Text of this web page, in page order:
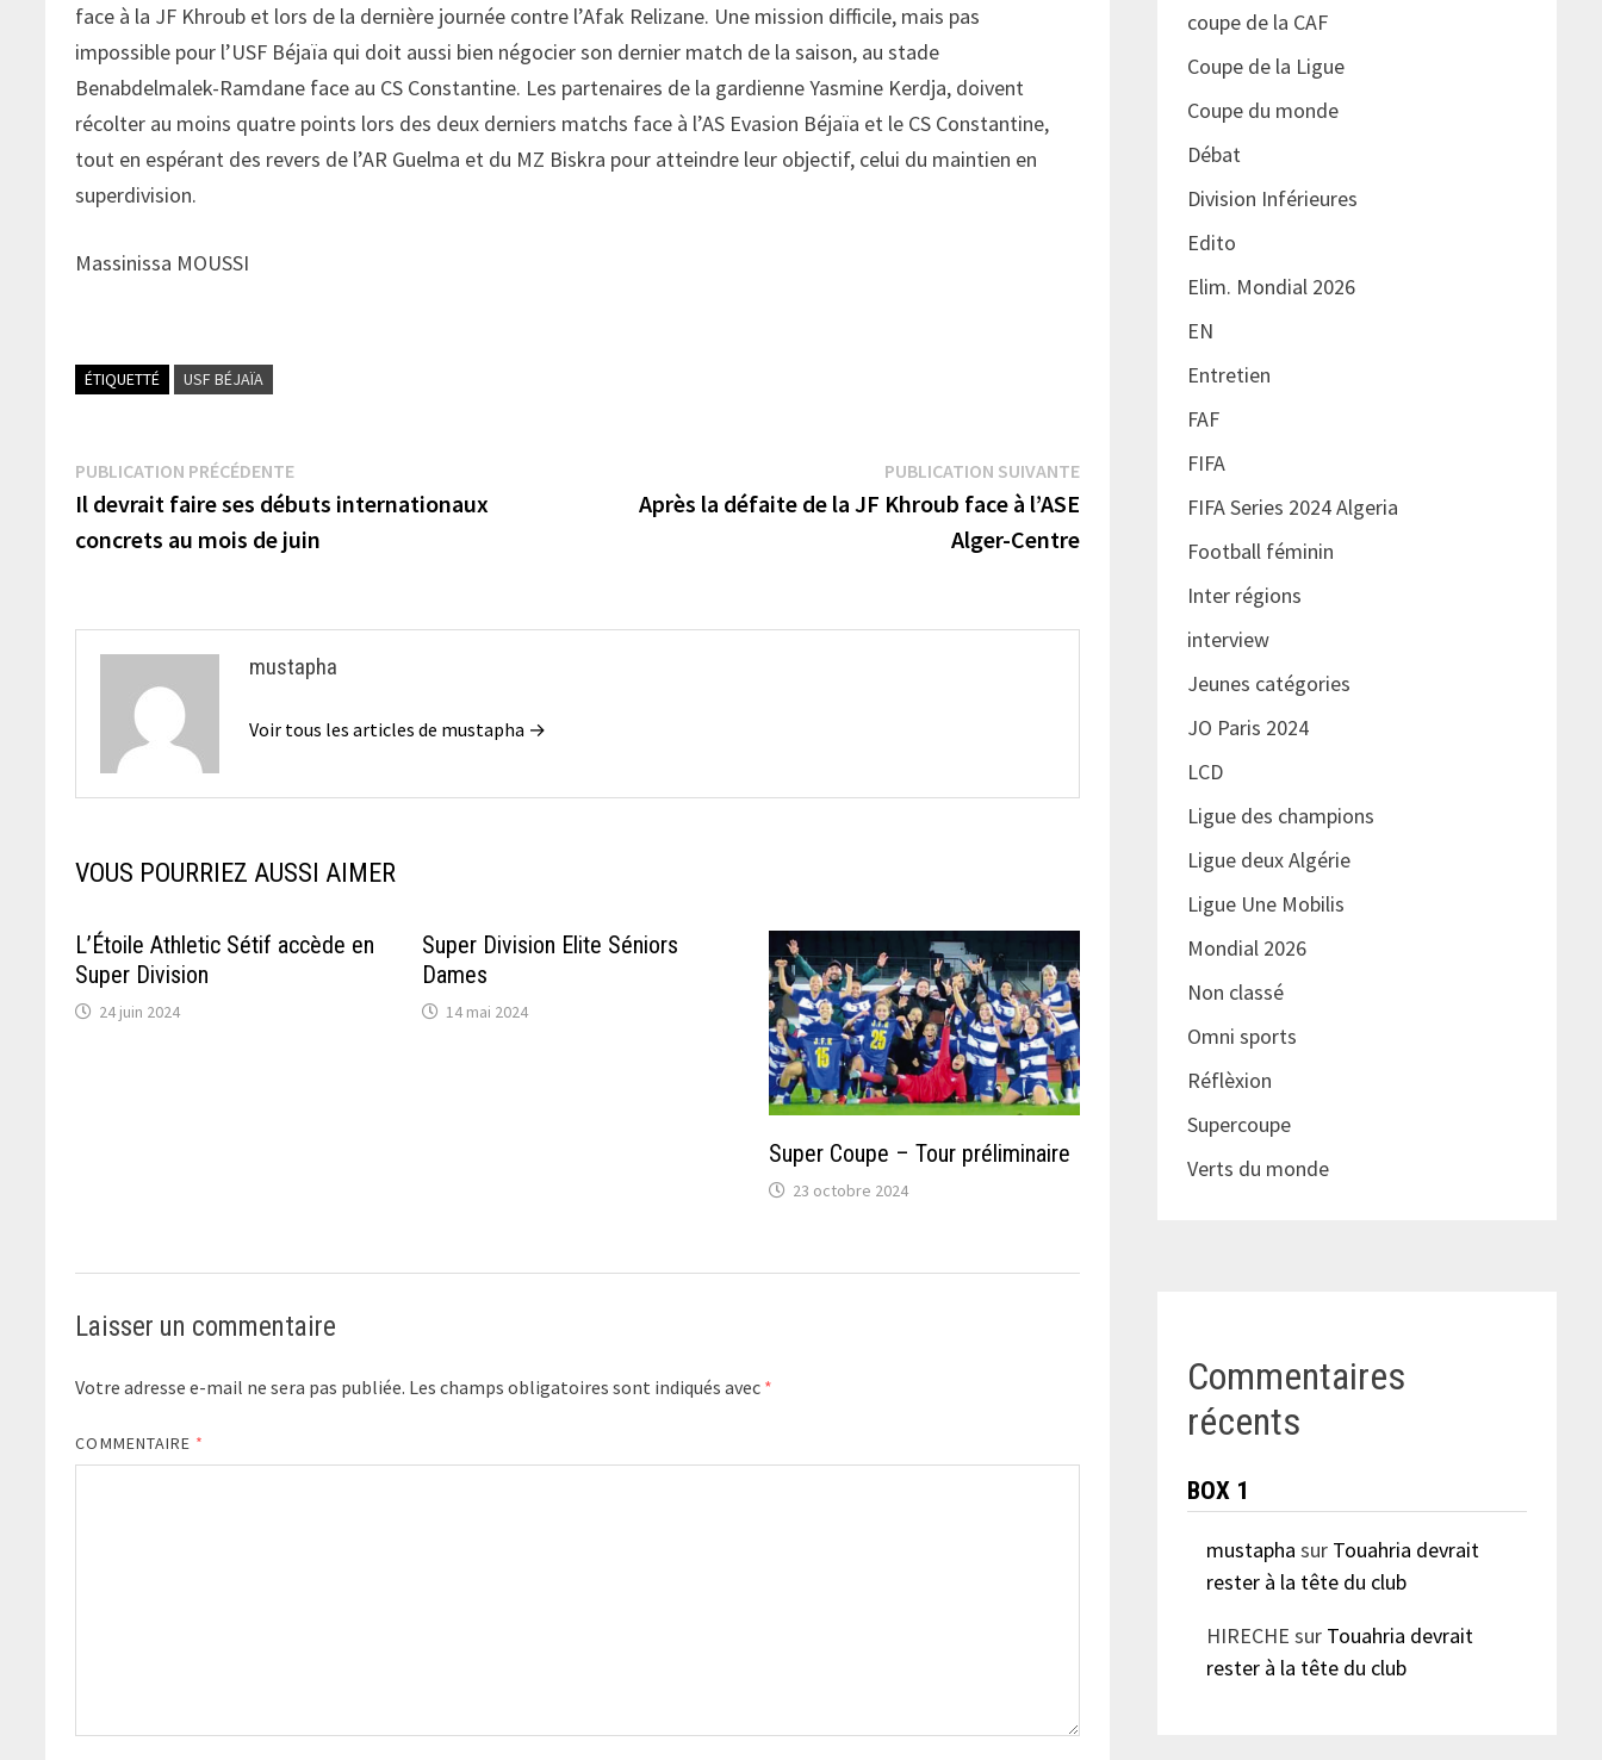
face à la JF Khroub et lors de la dernière journée contre l’Afak Relizane. Une mission difficile, mais pas
impossible pour l’USF Béjaïa qui doit aussi bien négocier son dernier match de la saison, au stade
Benabdelmalek-Ramdane face au CS Constantine. Les partenaires de la gardienne Yasmine Kerdja, doivent
récolter au moins quatre points lors des deux derniers matchs face à l’AS Evasion Béjaïa et le CS Constantine,
tout en espérant des revers de l’AR Guelma et du MZ Biskra pour atteindre leur objectif, celui du maintien en
superdivision.
Massinissa MOUSSI
ÉTIQUETTÉ USF BÉJAÏA
Navigation
de
PUBLICATION PRÉCÉDENTEPublication
précédente :
Il devrait faire ses débuts internationaux
concrets au mois de juin
PUBLICATION SUIVANTEPublication
suivante :
Après la défaite de la JF Khroub face à l’ASE
Alger-Centre
mustapha
Voir tous les articles de mustapha →
VOUS POURRIEZ AUSSI AIMER
L’Étoile Athletic Sétif accède en
Super Division
24 juin 2024
Super Division Elite Séniors
Dames
14 mai 2024
Super Coupe – Tour préliminaire
23 octobre 2024
Laisser un commentaire
Votre adresse e-mail ne sera pas publiée. Les champs obligatoires sont indiqués avec *
COMMENTAIRE *
coupe de la CAF
Coupe de la Ligue
Coupe du monde
Débat
Division Inférieures
Edito
Elim. Mondial 2026
EN
Entretien
FAF
FIFA
FIFA Series 2024 Algeria
Football féminin
Inter régions
interview
Jeunes catégories
JO Paris 2024
LCD
Ligue des champions
Ligue deux Algérie
Ligue Une Mobilis
Mondial 2026
Non classé
Omni sports
Réflèxion
Supercoupe
Verts du monde
Commentaires
récents
BOX 1
mustapha sur Touahria devrait
rester à la tête du club
HIRECHE sur Touahria devrait
rester à la tête du club